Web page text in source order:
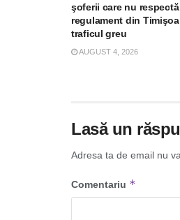
şoferii care nu
regulament din
traficul greu
AUGUST 4, 2026
Lasă un
Adresa ta de email nu
Comentariu *